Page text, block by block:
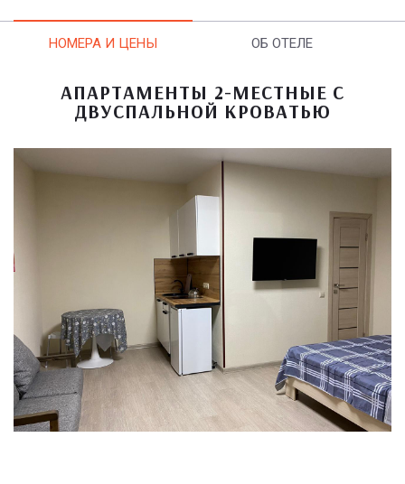
НОМЕРА И ЦЕНЫ ОБ ОТЕЛЕ
АПАРТАМЕНТЫ 2-МЕСТНЫЕ С
ДВУСПАЛЬНОЙ КРОВАТЬЮ